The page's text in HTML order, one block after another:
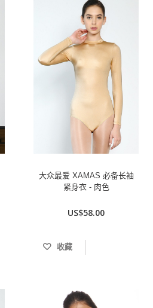
大众最爱 XAMAS 必备长袖
紧身衣 - 肉色
US$58.00
收藏